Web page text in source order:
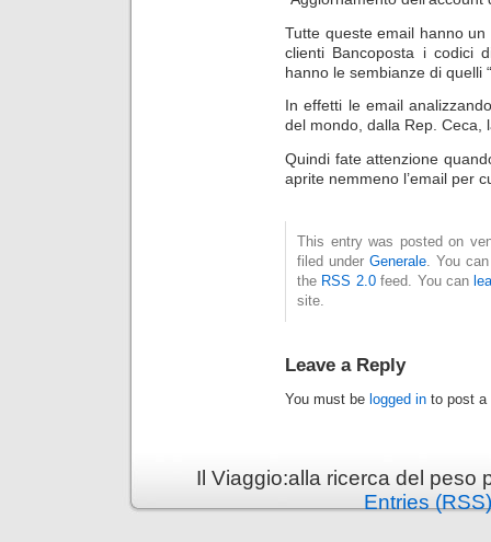
Tutte queste email hanno
clienti Bancoposta i codici
hanno le sembianze di quelli
In effetti le email
del mondo, dalla Rep. Ceca,
Quindi fate attenzione
aprite nemmeno l’email per
This entry was posted on
filed underGenerale . You
the RSS 2.0feed. You can
site.
Leave a Reply
You must be logged in to post a
Il Viaggio:alla ricerca del
Entries (RSS)